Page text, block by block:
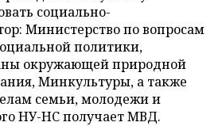
социально-
Министерство по вопросам
политики,
окружающей природной
Минкультуры, а также
семьи, молодежи и
НУ-НС получает МВД.